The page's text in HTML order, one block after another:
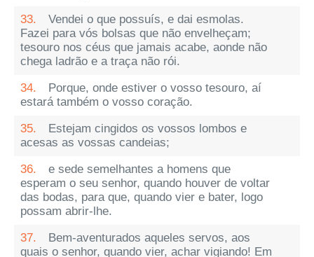
33.
Vendei o que possuís, e dai esmolas.
Fazei para vós bolsas que não envelheçam;
tesouro nos céus que jamais acabe, aonde não
chega ladrão e a traça não rói.
34.
Porque, onde estiver o vosso tesouro, aí
estará também o vosso coração.
35.
Estejam cingidos os vossos lombos e
acesas as vossas candeias;
36.
e sede semelhantes a homens que
esperam o seu senhor, quando houver de voltar
das bodas, para que, quando vier e bater, logo
possam abrir-lhe.
37.
Bem-aventurados aqueles servos, aos
quais o senhor, quando vier, achar vigiando! Em